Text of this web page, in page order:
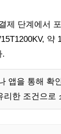
제 단계에서
약
.
앱을 통해 확
한 조건으로